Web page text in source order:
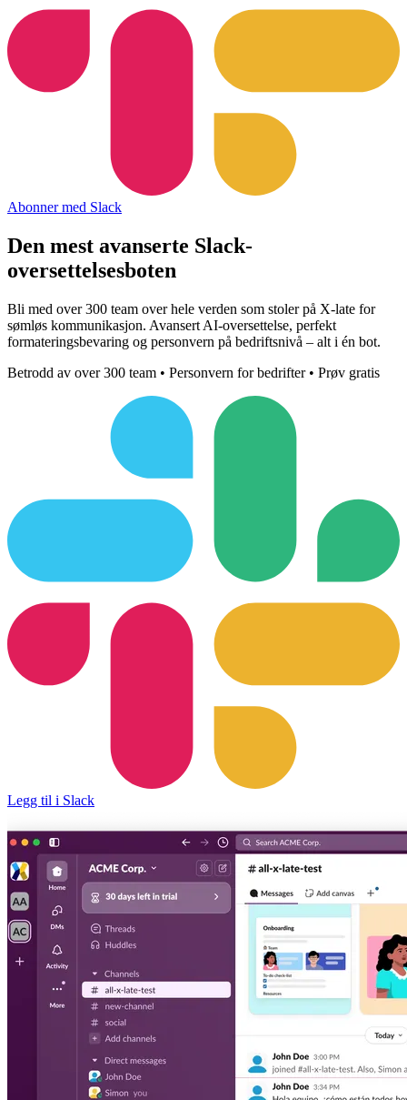
Abonner med Slack
Den mest avanserte Slack-
oversettelsesboten
Bli med over 300 team over hele verden som stoler på X-late for
sømløs kommunikasjon. Avansert AI-oversettelse, perfekt
formateringsbevaring og personvern på bedriftsnivå – alt i én bot.
Betrodd av over 300 team • Personvern for bedrifter • Prøv gratis
Legg til i Slack